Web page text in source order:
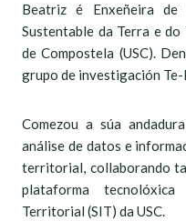
Beatriz é Enxeñeira
Sustentable da Terra e
de Compostela (USC).
grupo de investigación
Comezou a súa
análise de datos e
territorial, collaborando
plataforma
Territorial (SIT) da USC.